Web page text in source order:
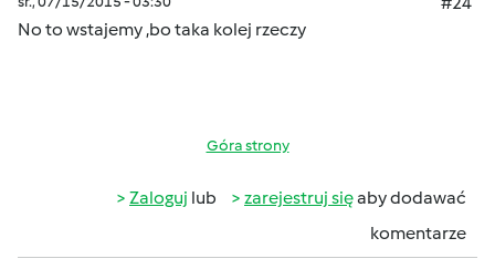
No to wstajemy ,bo taka kolej rzeczy
Góra strony
Zaloguj lub zarejestruj sięaby dodawać
komentarze